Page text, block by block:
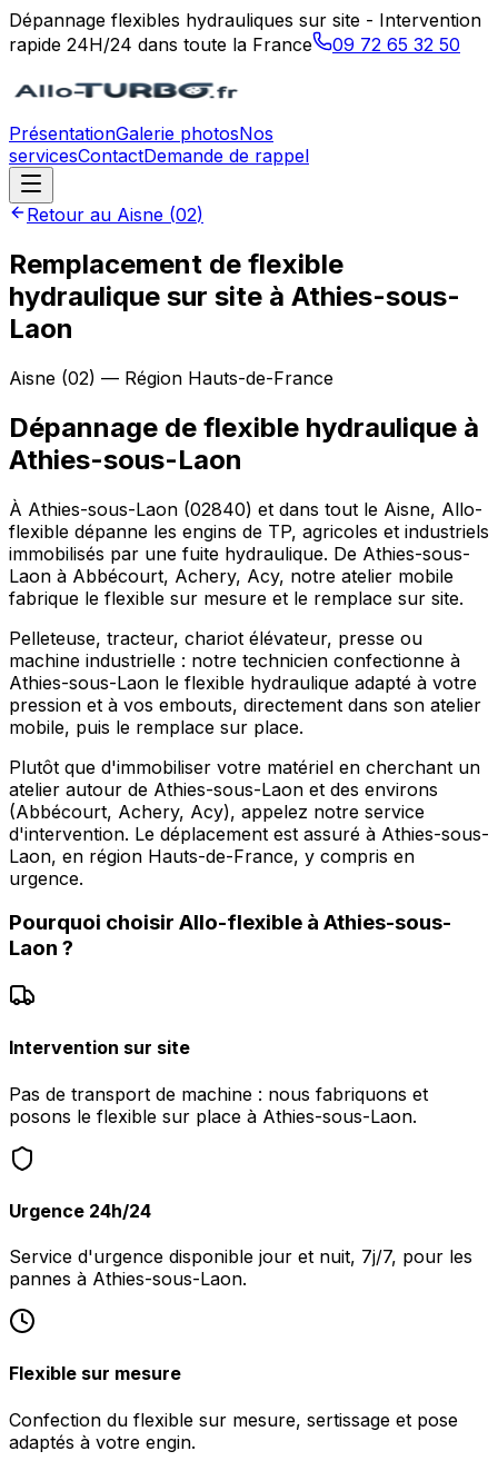
Dépannage flexibles hydrauliques sur site - Intervention
rapide 24H/24 dans toute la France
09 72 65 32 50
PrésentationGalerie photosNos
servicesContactDemande de rappel
Retour au Aisne (02)
Remplacement de flexible
hydraulique sur site à Athies-sous-
Laon
Aisne (02) — Région Hauts-de-France
Dépannage de flexible hydraulique à
Athies-sous-Laon
À Athies-sous-Laon (02840) et dans tout le Aisne, Allo-
flexible dépanne les engins de TP, agricoles et industriels
immobilisés par une fuite hydraulique. De Athies-sous-
Laon à Abbécourt, Achery, Acy, notre atelier mobile
fabrique le flexible sur mesure et le remplace sur site.
Pelleteuse, tracteur, chariot élévateur, presse ou
machine industrielle : notre technicien confectionne à
Athies-sous-Laon le flexible hydraulique adapté à votre
pression et à vos embouts, directement dans son atelier
mobile, puis le remplace sur place.
Plutôt que d'immobiliser votre matériel en cherchant un
atelier autour de Athies-sous-Laon et des environs
(Abbécourt, Achery, Acy), appelez notre service
d'intervention. Le déplacement est assuré à Athies-sous-
Laon, en région Hauts-de-France, y compris en
urgence.
Pourquoi choisir Allo-flexible à Athies-sous-
Laon ?
Intervention sur site
Pas de transport de machine : nous fabriquons et
posons le flexible sur place à Athies-sous-Laon.
Urgence 24h/24
Service d'urgence disponible jour et nuit, 7j/7, pour les
pannes à Athies-sous-Laon.
Flexible sur mesure
Confection du flexible sur mesure, sertissage et pose
adaptés à votre engin.